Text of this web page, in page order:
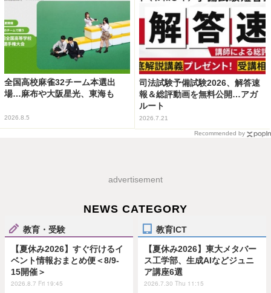
全国高校麻雀32チーム本選出
場…麻布や大阪星光、東海も
2026.8.5
司法試験予備試験2026、解答速
報＆総評動画を無料公開…アガ
ルート
2026.7.21
Recommended by
advertisement
NEWS CATEGORY
教育・受験
【夏休み2026】すぐ行けるイ
ベント情報おまとめ便＜8/9-
15開催＞
2026.8.7 Fri 19:45
教育ICT
【夏休み2026】東大メタバー
ス工学部、生成AIなどジュニ
ア講座6選
2026.7.30 Thu 11:15